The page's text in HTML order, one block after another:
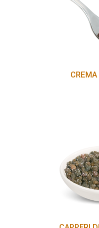
CREMA